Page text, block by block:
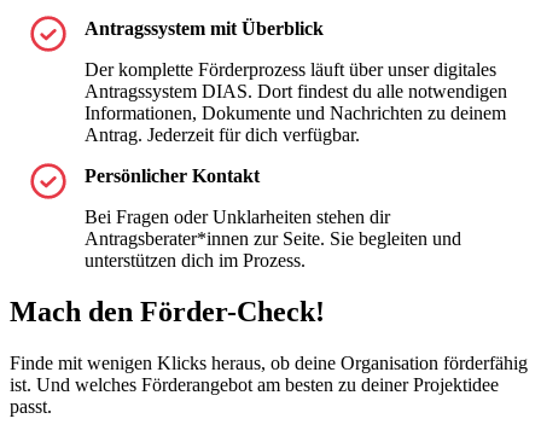
Antragssystem mit Überblick
Der komplette Förderprozess läuft über unser digitales
Antragssystem DIAS. Dort findest du alle notwendigen
Informationen, Dokumente und Nachrichten zu deinem
Antrag. Jederzeit für dich verfügbar.
Persönlicher Kontakt
Bei Fragen oder Unklarheiten stehen dir
Antragsberater*innen zur Seite. Sie begleiten und
unterstützen dich im Prozess.
Mach den Förder-Check!
Finde mit wenigen Klicks heraus, ob deine Organisation förderfähig
ist. Und welches Förderangebot am besten zu deiner Projektidee
passt.